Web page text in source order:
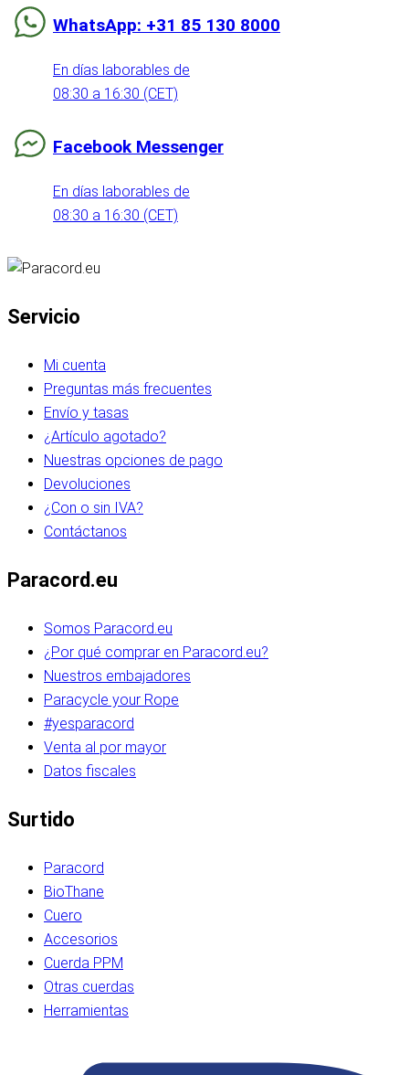
WhatsApp: +31 85 130 8000
En días laborables de
08:30 a 16:30 (CET)
Facebook Messenger
En días laborables de
08:30 a 16:30 (CET)
Servicio
Mi cuenta
Preguntas más frecuentes
Envío y tasas
¿Artículo agotado?
Nuestras opciones de pago
Devoluciones
¿Con o sin IVA?
Contáctanos
Paracord.eu
Somos Paracord.eu
¿Por qué comprar en Paracord.eu?
Nuestros embajadores
Paracycle your Rope
#yesparacord
Venta al por mayor
Datos fiscales
Surtido
Paracord
BioThane
Cuero
Accesorios
Cuerda PPM
Otras cuerdas
Herramientas